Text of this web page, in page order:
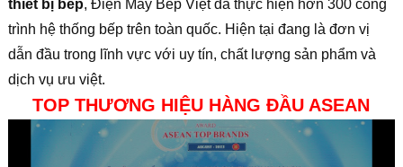
thiết bị bếp, Điện Máy Bếp Việt đã thực hiện hơn 300 công
trình hệ thống bếp trên toàn quốc. Hiện tại đang là đơn vị
dẫn đầu trong lĩnh vực với uy tín, chất lượng sản phẩm và
dịch vụ ưu việt.
TOP THƯƠNG HIỆU HÀNG ĐẦU ASEAN